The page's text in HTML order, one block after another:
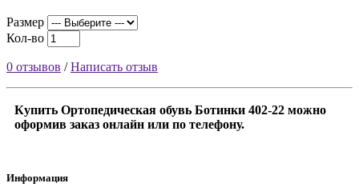
Размер
Кол-во
0 отзывов /Написать отзыв
Купить Ортопедическая обувь Ботинки 402-22 можно
оформив заказ онлайн или по телефону.
Информация